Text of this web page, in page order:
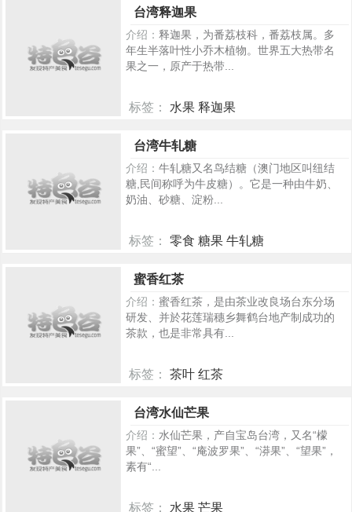
台湾释迦果
介绍： 释迦果，为番荔枝科，番荔枝属。多
年生半落叶性小乔木植物。世界五大热带名
果之一，原产于热带...
标签： 水果 释迦果
台湾牛轧糖
介绍： 牛轧糖又名鸟结糖（澳门地区叫纽结
糖,民间称呼为牛皮糖）。它是一种由牛奶、
奶油、砂糖、淀粉...
标签： 零食 糖果 牛轧糖
蜜香红茶
介绍： 蜜香红茶，是由茶业改良场台东分场
研发、并於花莲瑞穗乡舞鹤台地产制成功的
茶款，也是非常具有...
标签： 茶叶 红茶
台湾水仙芒果
介绍： 水仙芒果，产自宝岛台湾，又名“檬
果”、“蜜望”、“庵波罗果”、“漭果”、“望果”，
素有“...
标签： 水果 芒果